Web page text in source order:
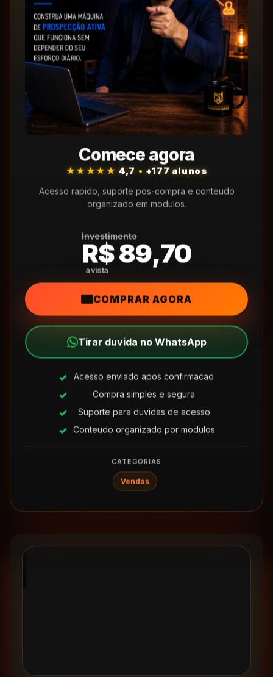
Comece agora
★★★★★4,7 • +177 alunos
Acesso rapido, suporte pos-compra e conteudo
organizado em modulos.
Investimento
R$ 89,70
COMPRAR AGORA
Tirar duvida no WhatsApp
Acesso enviado apos confirmacao
Compra simples e segura
Suporte para duvidas de acesso
Conteudo organizado por modulos
CATEGORIAS
Vendas